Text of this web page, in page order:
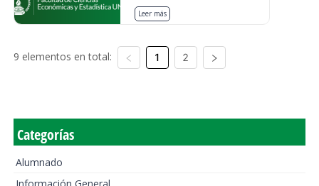
Leer más
9 elementos en total: 1 2
Categorías
Alumnado
Información General